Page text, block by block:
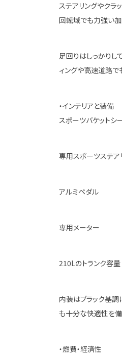
ステアリングやクラ
回転域でも力強い加
足回りはしっかりし
ィングや高速道路で
・インテリアと装備
スポーツバケットシ
専用スポーツステア
アルミペダル
専用メーター
210Lのトランク容量
内装はブラック基調
も十分な快適性を備
・燃費・経済性